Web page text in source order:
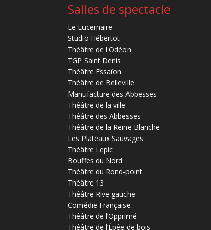
Salles de spectacle
Le Lucernaire
Studio Hébertot
Théâtre de l'Odéon
TGP Saint Denis
Théâtre Essaïon
Théâtre de Belleville
Manufacture des Abbesses
Théâtre de la ville
Théâtre des Abbesses
Théâtre de la Reine Blanche
Les Plateaux Sauvages
Théâtre Lepic
Bouffes du Nord
Théâtre du Rond-point
Théâtre 13
Théâtre Rive gauche
Comédie Française
Théâtre de l’Opprimé
Théâtre de l’Épée de bois